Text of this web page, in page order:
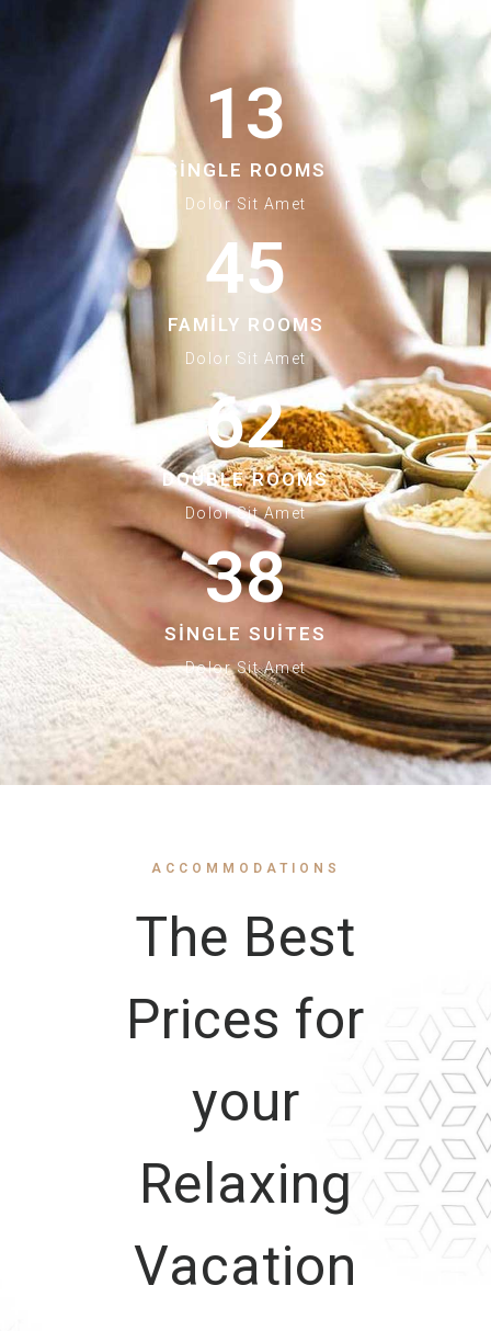
13
SINGLE ROOMS
Dolor Sit Amet
45
FAMILY ROOMS
Dolor Sit Amet
62
DOUBLE ROOMS
Dolor Sit Amet
38
SINGLE SUITES
Dolor Sit Amet
ACCOMMODATIONS
The Best
Prices for
your
Relaxing
Vacation